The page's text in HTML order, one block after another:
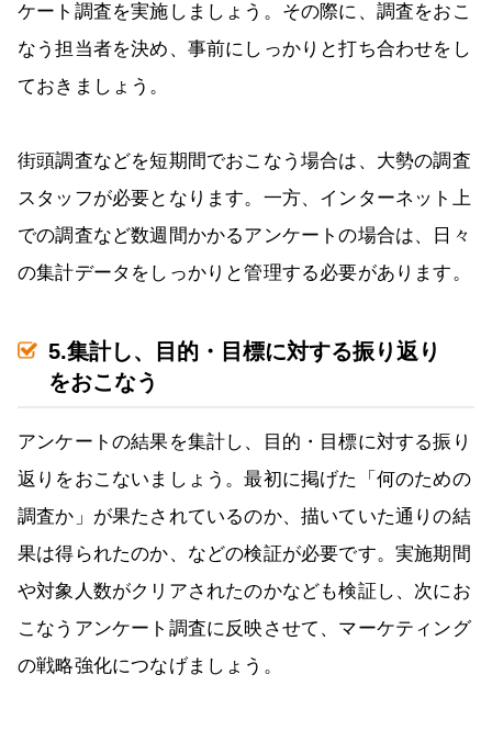
ケート調査を実施しましょう。その際に、調査をおこ
なう担当者を決め、事前にしっかりと打ち合わせをし
ておきましょう。
街頭調査などを短期間でおこなう場合は、大勢の調査
スタッフが必要となります。一方、インターネット上
での調査など数週間かかるアンケートの場合は、日々
の集計データをしっかりと管理する必要があります。
5.集計し、目的・目標に対する振り返り
をおこなう
アンケートの結果を集計し、目的・目標に対する振り
返りをおこないましょう。最初に掲げた「何のための
調査か」が果たされているのか、描いていた通りの結
果は得られたのか、などの検証が必要です。実施期間
や対象人数がクリアされたのかなども検証し、次にお
こなうアンケート調査に反映させて、マーケティング
の戦略強化につなげましょう。